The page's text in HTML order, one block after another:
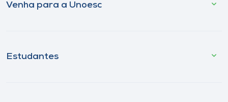
Venha para a Unoesc
Estudantes